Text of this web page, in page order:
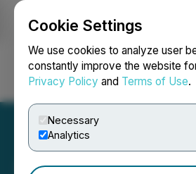
Cookie Settings
We use cookies to analyze user
constantly improve the website
Privacy Policy and Terms of Use.
Necessary
Analytics
Login Search